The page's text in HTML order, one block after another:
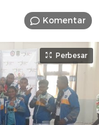
Komentar
Perbesar